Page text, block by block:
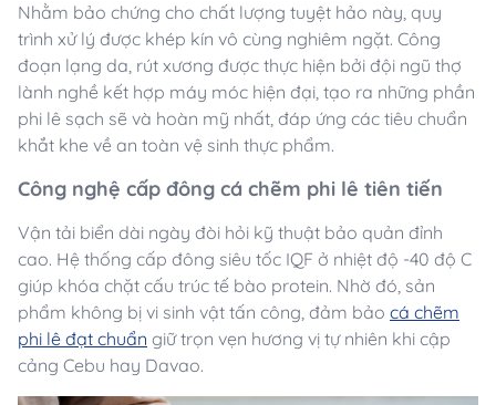
Nhằm bảo chứng cho chất lượng tuyệt hảo này, quy
trình xử lý được khép kín vô cùng nghiêm ngặt. Công
đoạn lạng da, rút xương được thực hiện bởi đội ngũ thợ
lành nghề kết hợp máy móc hiện đại, tạo ra những phần
phi lê sạch sẽ và hoàn mỹ nhất, đáp ứng các tiêu chuẩn
khắt khe về an toàn vệ sinh thực phẩm.
Công nghệ cấp đông cá chẽm phi lê tiên tiến
Vận tải biển dài ngày đòi hỏi kỹ thuật bảo quản đỉnh
cao. Hệ thống cấp đông siêu tốc IQF ở nhiệt độ -40 độ C
giúp khóa chặt cấu trúc tế bào protein. Nhờ đó, sản
phẩm không bị vi sinh vật tấn công, đảm bảo cá chẽm
phi lê đạt chuẩn giữ trọn vẹn hương vị tự nhiên khi cập
cảng Cebu hay Davao.